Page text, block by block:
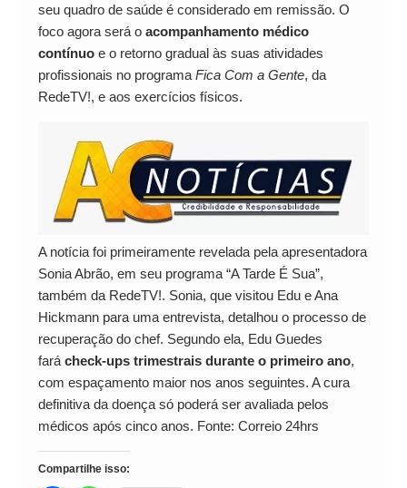
seu quadro de saúde é considerado em remissão. O
foco agora será o acompanhamento médico
contínuoe o retorno gradual às suas atividades
profissionais no programa Fica Com a Gente, da
RedeTV!, e aos exercícios físicos.
A notícia foi primeiramente revelada pela apresentadora
Sonia Abrão, em seu programa “A Tarde É Sua”,
também da RedeTV!. Sonia, que visitou Edu e Ana
Hickmann para uma entrevista, detalhou o processo de
recuperação do chef. Segundo ela, Edu Guedes
farácheck-ups trimestrais durante o primeiro ano,
com espaçamento maior nos anos seguintes. A cura
definitiva da doença só poderá ser avaliada pelos
médicos após cinco anos. Fonte: Correio 24hrs
Compartilhe isso: